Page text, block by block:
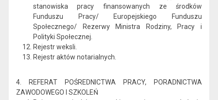
stanowiska pracy finansowanych ze środków
Funduszu Pracy/ Europejskiego Funduszu
Społecznego/ Rezerwy Ministra Rodziny, Pracy i
Polityki Społecznej.
Rejestr weksli.
Rejestr aktów notarialnych.
4. REFERAT POŚREDNICTWA PRACY, PORADNICTWA
ZAWODOWEGO I SZKOLEŃ